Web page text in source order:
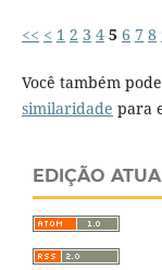
<< < 1 2 3 4 5 6 7 8
Você também pode
similaridade para
EDIÇÃO